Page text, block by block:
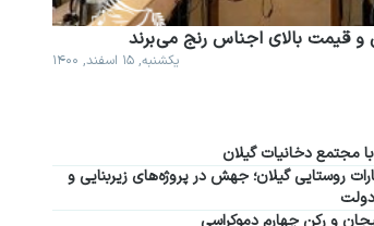
و قیمت بالای اجناس رنج می برند
یکشنبه, ۱۵ اسفند, ۱۴۰۰
مجتمع دخانیات گیلان
روستایی گیلان؛ جهش در پروژه‌های زیربنایی و
و رکن چهارم دموکراسی